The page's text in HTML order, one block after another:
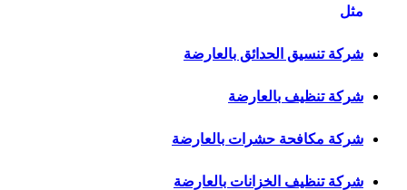
مثل
شركة تنسيق الحدائق بالعارضة
شركة تنظيف بالعارضة
شركة مكافحة حشرات بالعارضة
شركة تنظيف الخزانات بالعارضة